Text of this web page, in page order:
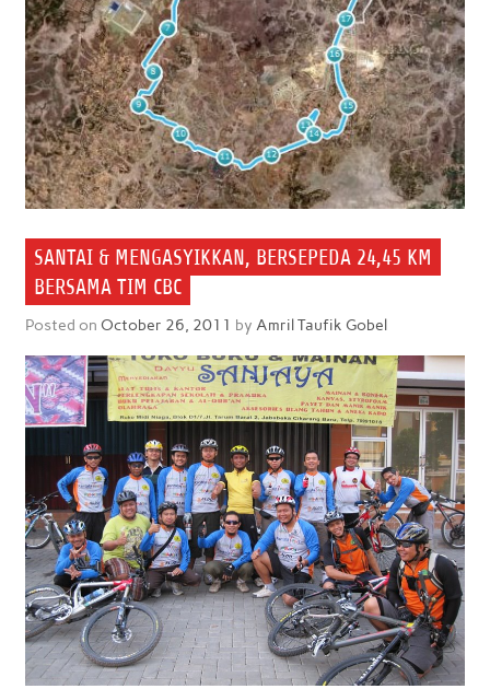
SANTAI & MENGASYIKKAN, BERSEPEDA 24,45 KM
BERSAMA TIM CBC
Posted on October 26, 2011 by Amril Taufik Gobel